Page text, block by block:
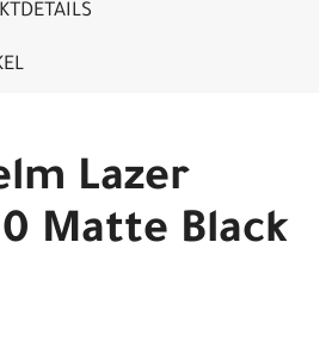
Lazer
Matte Black